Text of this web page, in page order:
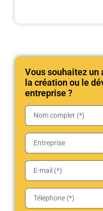
Vous souhaitez un
la création ou le
entreprise ?